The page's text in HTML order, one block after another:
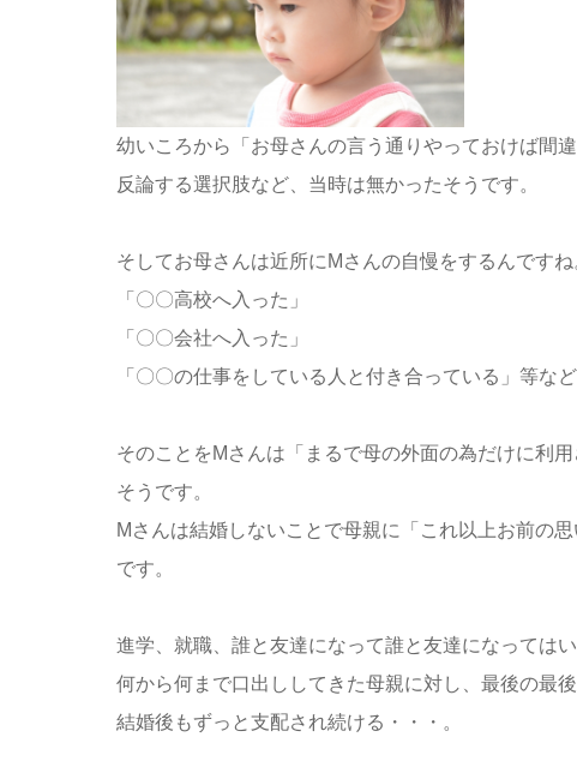
幼いころから「お母さんの言う通りやっておけば間
反論する選択肢など、当時は無かったそうです。
そしてお母さんは近所にMさんの自慢をするんですね
「〇〇高校へ入った」
「〇〇会社へ入った」
「〇〇の仕事をしている人と付き合っている」等など
そのことをMさんは「まるで母の外面の為だけに利
そうです。
Mさんは結婚しないことで母親に「これ以上お前の
です。
進学、就職、誰と友達になって誰と友達になっては
何から何まで口出ししてきた母親に対し、最後の最
結婚後もずっと支配され続ける・・・。